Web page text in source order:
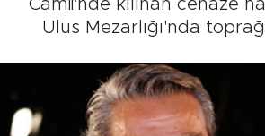
Camii'nde kılınan cenaze
Ulus Mezarlığı'nda